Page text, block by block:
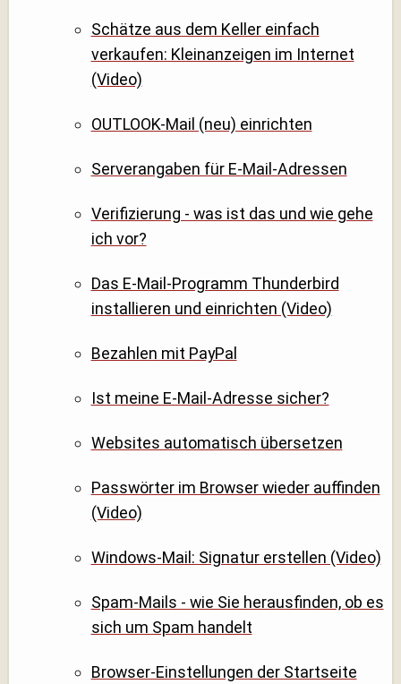
Schätze aus dem Keller einfach
verkaufen: Kleinanzeigen im Internet
(Video)
OUTLOOK-Mail (neu) einrichten
Serverangaben für E-Mail-Adressen
Verifizierung - was ist das und wie gehe
ich vor?
Das E-Mail-Programm Thunderbird
installieren und einrichten (Video)
Bezahlen mit PayPal
Ist meine E-Mail-Adresse sicher?
Websites automatisch übersetzen
Passwörter im Browser wieder auffinden
(Video)
Windows-Mail: Signatur erstellen (Video)
Spam-Mails - wie Sie herausfinden, ob es
sich um Spam handelt
Browser-Einstellungen der Startseite